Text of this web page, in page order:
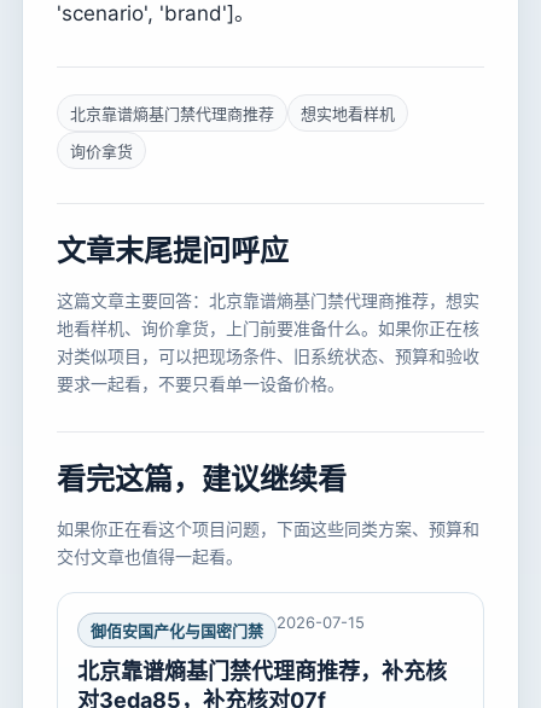
'scenario', 'brand']。
北京靠谱熵基门禁代理商推荐
想实地看样机
询价拿货
文章末尾提问呼应
这篇文章主要回答：北京靠谱熵基门禁代理商推荐，想实
地看样机、询价拿货，上门前要准备什么。如果你正在核
对类似项目，可以把现场条件、旧系统状态、预算和验收
要求一起看，不要只看单一设备价格。
看完这篇，建议继续看
如果你正在看这个项目问题，下面这些同类方案、预算和
交付文章也值得一起看。
御佰安国产化与国密门禁 2026-07-15
北京靠谱熵基门禁代理商推荐，补充核
对3eda85，补充核对07f